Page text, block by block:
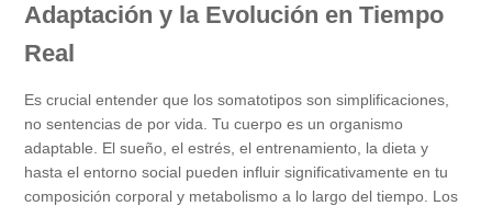
Adaptación y la Evolución en Tiempo
Real
Es crucial entender que los somatotipos son simplificaciones,
no sentencias de por vida. Tu cuerpo es un organismo
adaptable. El sueño, el estrés, el entrenamiento, la dieta y
hasta el entorno social pueden influir significativamente en tu
composición corporal y metabolismo a lo largo del tiempo. Los